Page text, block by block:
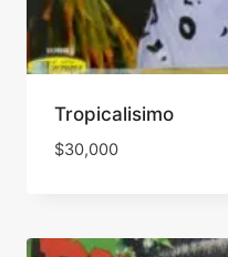
Tropicalisimo
$30,000